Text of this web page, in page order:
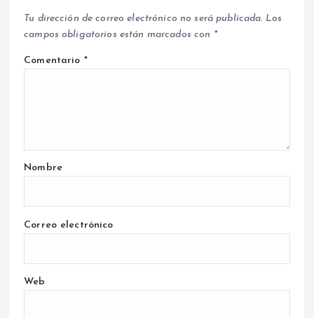
Tu dirección de correo electrónico no será publicada. Los
campos obligatorios están marcados con *
Comentario *
Nombre
Correo electrónico
Web